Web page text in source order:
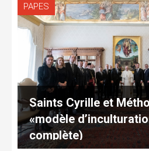
PAPES
Saints Cyrille et
«modèle
complète)